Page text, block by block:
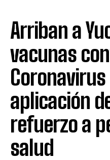
Arriban a
vacunas
aplicación
refuerzo a
salud